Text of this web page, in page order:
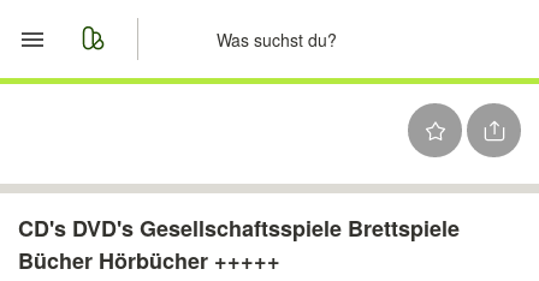
Nachrichten
CD's DVD's Gesellschaftsspiele Brettspiele
Bücher Hörbücher +++++